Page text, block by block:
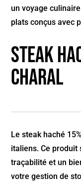
un voyage
plats conçus avec
Steak
CHARAL
Le steak haché
italiens. Ce produit
traçabilité et un
votre gestion de